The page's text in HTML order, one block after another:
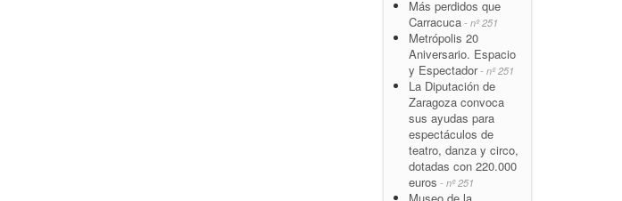
Más perdidos que
Carracuca - nº 251
Metrópolis 20
Aniversario. Espacio
y Espectador- nº 251
La Diputación de
Zaragoza convoca
sus ayudas para
espectáculos de
teatro, danza y circo,
dotadas con 220.000
euros - nº 251